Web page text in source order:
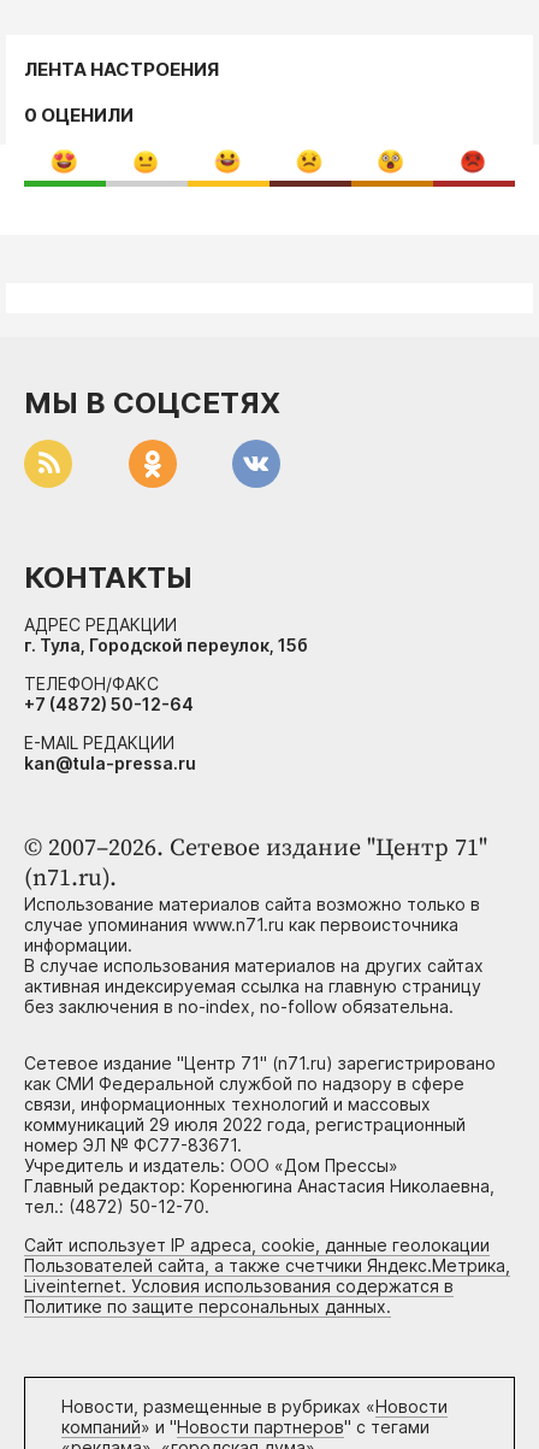
ЛЕНТА НАСТРОЕНИЯ
0 ОЦЕНИЛИ
© 2007–2026. Сетевое издание "Центр 71"
(n71.ru).
Использование материалов сайта возможно только в
случае упоминания www.n71.ru как первоисточника
информации.
В случае использования материалов на других сайтах
активная индексируемая ссылка на главную страницу
без заключения в no-index, no-follow обязательна.
Сетевое издание "Центр 71" (n71.ru) зарегистрировано
как СМИ Федеральной службой по надзору в сфере
связи, информационных технологий и массовых
коммуникаций 29 июля 2022 года, регистрационный
номер ЭЛ № ФС77-83671.
Учредитель и издатель: ООО «Дом Прессы»
Главный редактор: Коренюгина Анастасия Николаевна,
тел.: (4872) 50-12-70.
Сайт использует IP адреса, cookie, данные геолокации
Пользователей сайта, а также счетчики Яндекс.Метрика,
Liveinternet. Условия использования содержатся в
Политике по защите персональных данных.
Новости, размещенные в рубриках «Новости
компаний» и "Новости партнеров" с тегами
МЫ В СОЦСЕТЯХ
КОНТАКТЫ
АДРЕС РЕДАКЦИИ
г. Тула, Городской переулок, 15б
ТЕЛЕФОН/ФАКС
+7 (4872) 50-12-64
E-MAIL РЕДАКЦИИ
kan@tula-pressa.ru